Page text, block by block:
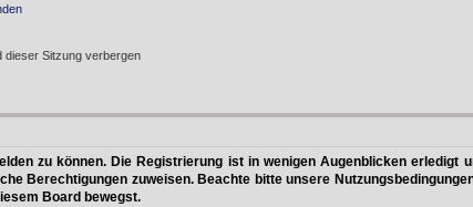
dieser Sitzung verbergen
zu können. Die Registrierung ist in wenigen Augenblicken erledigt
Berechtigungen zuweisen. Beachte bitte unsere
Board bewegst.